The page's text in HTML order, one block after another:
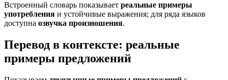
Встроенный словарь показывает реальные примеры
употребления и устойчивые выражения; для ряда языков
доступна озвучка произношения.
Перевод в контексте: реальные
примеры предложений